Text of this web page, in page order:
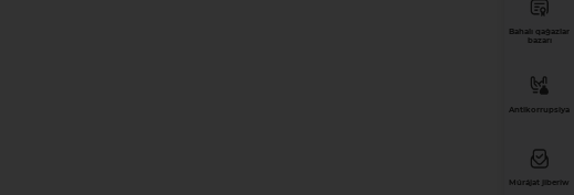
Bahalı qaǵazlar
bazarı
Antikorrupsiya
Múrájat jiberiw